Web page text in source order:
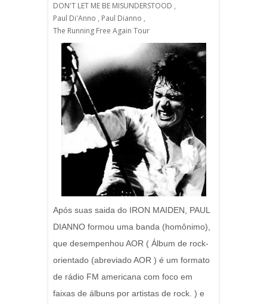
DON'T LET ME BE MISUNDERSTOOD ,
Paul Di'Anno , Paul Dianno ,
The Running Free Again Tour
Após suas saida do IRON MAIDEN, PAUL
DIANNO formou uma banda (homônimo),
que desempenhou AOR ( Álbum de rock-
orientado (abreviado AOR ) é um formato
de rádio FM americana com foco em
faixas de álbuns por artistas de rock. ) e